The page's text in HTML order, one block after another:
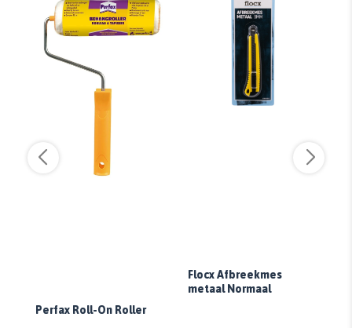
Perfax Roll-On Roller
Flocx Afbreekmes
metaal Normaal